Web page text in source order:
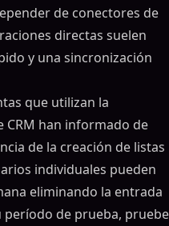
de conectores de
directas suelen
y una sincronización
que utilizan la
han informado de
de la creación de listas
individuales pueden
eliminando la entrada
período de prueba, pruebe